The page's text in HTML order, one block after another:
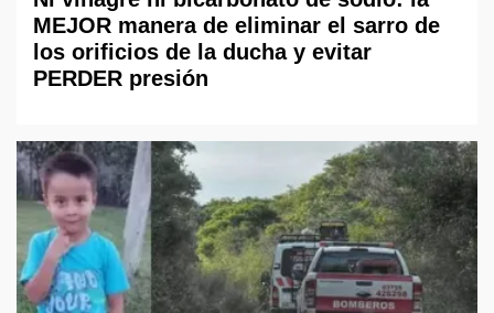
MEJOR manera de eliminar el sarro de
los orificios de la ducha y evitar
PERDER presión